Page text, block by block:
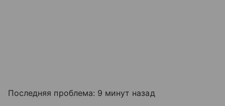
Последняя проблема: 9 минут назад